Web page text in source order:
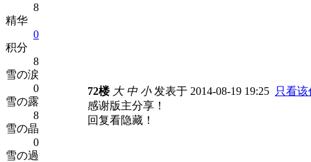
8
精华
0
积分
8
雪の涙
0
雪の露
8
雪の晶
0
雪の過
72楼 大 中 小发表于 2014-08-19 19:25 只看该
感谢版主分享！
回复看隐藏！